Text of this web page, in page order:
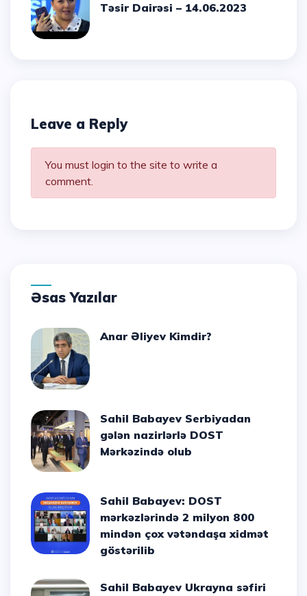
Təsir Dairəsi – 14.06.2023
Leave a Reply
You must login to the site to write a
comment.
Əsas Yazılar
Anar Əliyev Kimdir?
Sahil Babayev Serbiyadan
gələn nazirlərlə DOST
Mərkəzində olub
Sahil Babayev: DOST
mərkəzlərində 2 milyon 800
mindən çox vətəndaşa xidmət
göstərilib
Sahil Babayev Ukrayna səfiri